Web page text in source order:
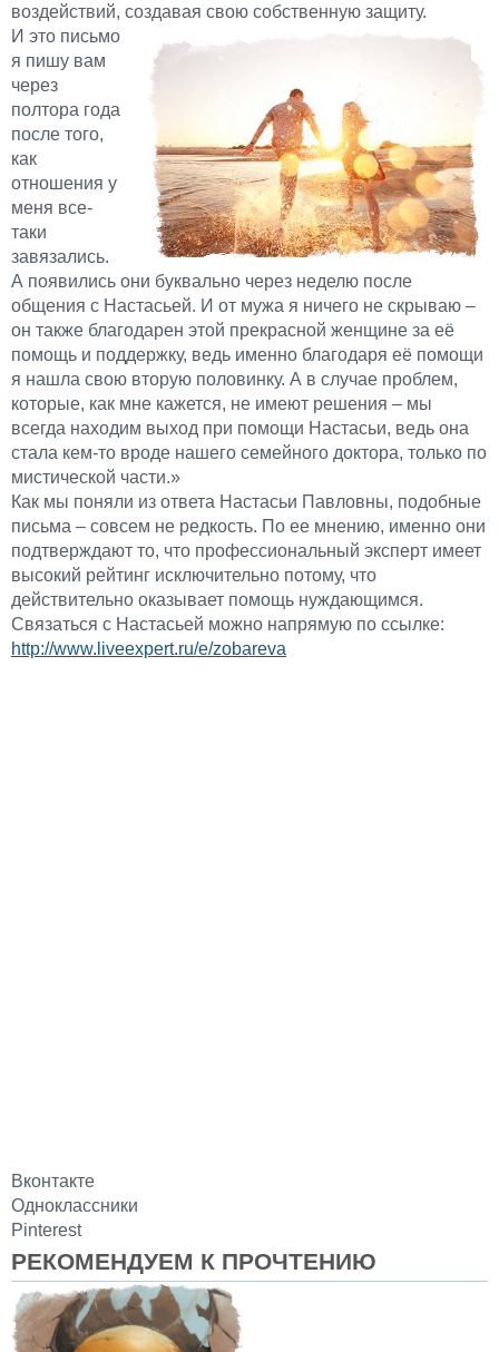
воздействий, создавая свою собственную защиту.
И это письмо
я пишу вам
через
полтора года
после того,
как
отношения у
меня все-
таки
завязались.
А появились они буквально через неделю после
общения с Настасьей. И от мужа я ничего не скрываю –
он также благодарен этой прекрасной женщине за её
помощь и поддержку, ведь именно благодаря её помощи
я нашла свою вторую половинку. А в случае проблем,
которые, как мне кажется, не имеют решения – мы
всегда находим выход при помощи Настасьи, ведь она
стала кем-то вроде нашего семейного доктора, только по
мистической части.»
Как мы поняли из ответа Настасьи Павловны, подобные
письма – совсем не редкость. По ее мнению, именно они
подтверждают то, что профессиональный эксперт имеет
высокий рейтинг исключительно потому, что
действительно оказывает помощь нуждающимся.
Связаться с Настасьей можно напрямую по ссылке:
http://www.liveexpert.ru/e/zobareva
Вконтакте
Одноклассники
Pinterest
РЕКОМЕНДУЕМ К ПРОЧТЕНИЮ